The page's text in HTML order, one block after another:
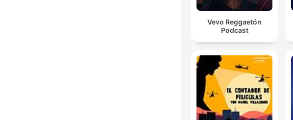
Vevo Reggaetón
Podcast